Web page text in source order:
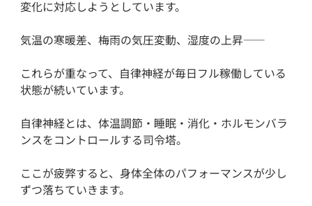
変化に対応しようとしています。
気温の寒暖差、梅雨の気圧変動、湿度の上昇——
これらが重なって、自律神経が毎日フル稼働している
状態が続いています。
自律神経とは、体温調節・睡眠・消化・ホルモンバラ
ンスをコントロールする司令塔。
ここが疲弊すると、身体全体のパフォーマンスが少し
ずつ落ちていきます。